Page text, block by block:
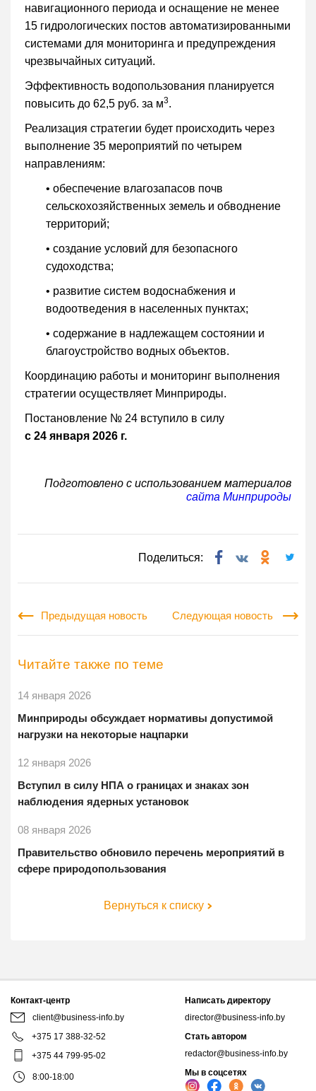
навигационного периода и оснащение не менее
15 гидрологических постов автоматизированными
системами для мониторинга и предупреждения
чрезвычайных ситуаций.
Эффективность водопользования планируется
повысить до 62,5 руб. за м3.
Реализация стратегии будет происходить через
выполнение 35 мероприятий по четырем
направлениям:
• обеспечение влагозапасов почв
сельскохозяйственных земель и обводнение
территорий;
• создание условий для безопасного
судоходства;
• развитие систем водоснабжения и
водоотведения в населенных пунктах;
• содержание в надлежащем состоянии и
благоустройство водных объектов.
Координацию работы и мониторинг выполнения
стратегии осуществляет Минприроды.
Постановление № 24 вступило в силу
с 24 января 2026 г.
Подготовлено с использованием материалов
сайта Минприроды
Поделиться:
Предыдущая новость Следующая новость
Читайте также по теме
14 января 2026
Минприроды обсуждает нормативы допустимой
нагрузки на некоторые нацпарки
12 января 2026
Вступил в силу НПА о границах и знаках зон
наблюдения ядерных установок
08 января 2026
Правительство обновило перечень мероприятий в
сфере природопользования
Вернуться к списку
Контакт-центр
client@business-info.by
+375 17 388-32-52
+375 44 799-95-02
8:00-18:00
Написать директору
director@business-info.by
Стать автором
redactor@business-info.by
Мы в соцсетях